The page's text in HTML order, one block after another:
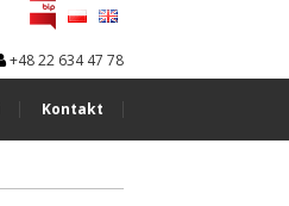
+48 22 634 47 78
Kontakt